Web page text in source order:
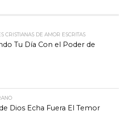
CRISTIANAS DE AMOR ESCRITAS
Tu Día Con el Poder de
Dios Echa Fuera El Temor